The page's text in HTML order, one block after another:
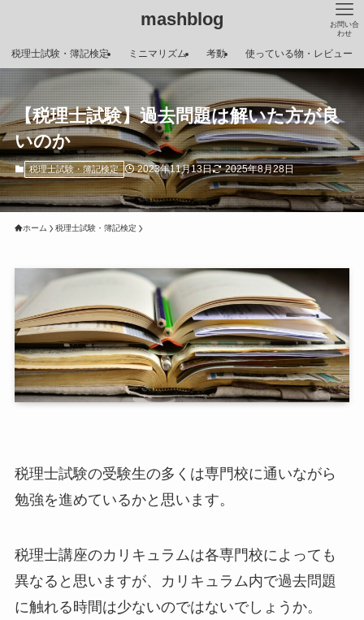
mashblog お問い合
わせ
税理士試験・簿記検定 ミニマリズム 考動 使っている物・レビュー
【税理士試験】過去問題は解いた方が良
いのか
税理士試験・簿記検定 2023年11月13日 2025年8月28日
ホーム 税理士試験・簿記検定
税理士試験の受験生の多くは専門校に通いながら
勉強を進めているかと思います。
税理士講座のカリキュラムは各専門校によっても
異なると思いますが、カリキュラム内で過去問題
に触れる時間は少ないのではないでしょうか。